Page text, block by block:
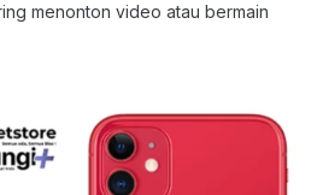
menonton video atau bermain